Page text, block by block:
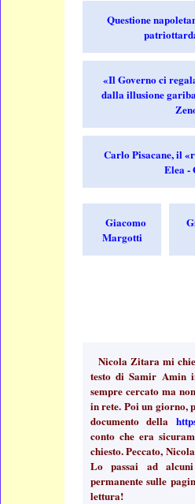
Questione
«Il Governo ci
dalla illusione
Carlo Pisacane, il
Elea -
Giacomo
Margotti
Nicola Zitara mi
testo di Samir
sempre cercato ma
in rete. Poi un giorno,
documento della
conto che era
chiesto. Peccato,
Lo passai ad
permanente sulle
lettura!